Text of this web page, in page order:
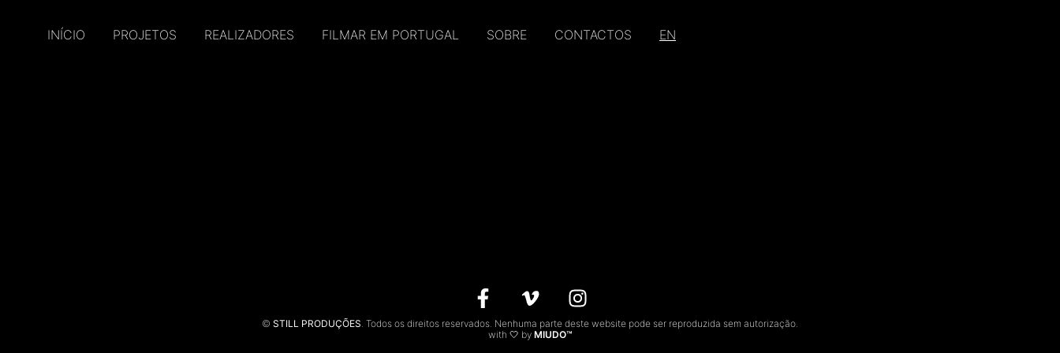
INÍCIO PROJETOS REALIZADORES FILMAR EM PORTUGAL SOBRE CONTACTOS EN
© STILL PRODUÇÕES. Todos os direitos reservados. Nenhuma parte deste website pode ser reproduzida sem autorização.
with 🤍 by MIUDO™